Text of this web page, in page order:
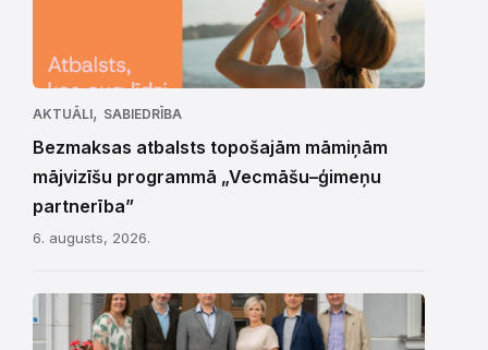
AKTUĀLI, SABIEDRĪBA
Bezmaksas atbalsts topošajām māmiņām
mājvizīšu programmā „Vecmāšu–ģimeņu
partnerība”
6. augusts, 2026.